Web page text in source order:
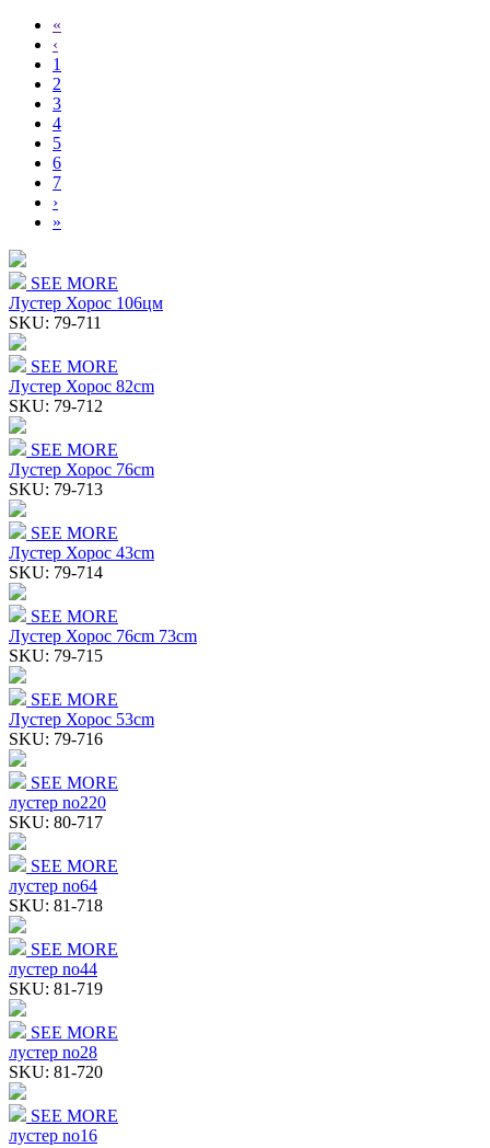
«
‹
1
2
3
4
5
6
7
›
»
SEE MORE
Лустер Хорос 106цм
SKU: 79-711
SEE MORE
Лустер Хорос 82cm
SKU: 79-712
SEE MORE
Лустер Хорос 76cm
SKU: 79-713
SEE MORE
Лустер Хорос 43cm
SKU: 79-714
SEE MORE
Лустер Хорос 76cm 73cm
SKU: 79-715
SEE MORE
Лустер Хорос 53cm
SKU: 79-716
SEE MORE
лустер no220
SKU: 80-717
SEE MORE
лустер no64
SKU: 81-718
SEE MORE
лустер no44
SKU: 81-719
SEE MORE
лустер no28
SKU: 81-720
SEE MORE
лустер no16